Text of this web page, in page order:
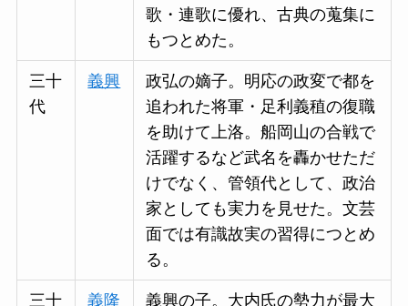
歌・連歌に優れ、古典の蒐集に
もつとめた。
三十
代
義興
政弘の嫡子。明応の政変で都を
追われた将軍・足利義稙の復職
を助けて上洛。船岡山の合戦で
活躍するなど武名を轟かせただ
けでなく、管領代として、政治
家としても実力を見せた。文芸
面では有識故実の習得につとめ
る。
三十
義隆
義興の子。大内氏の勢力が最大